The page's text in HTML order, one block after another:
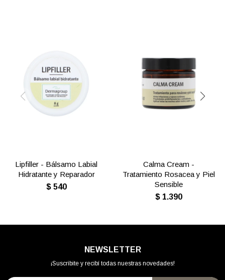
Lipfiller - Bálsamo Labial
Hidratante y Reparador
$ 540
Calma Cream -
Tratamiento Rosacea y Piel
Sensible
$ 1.390
NEWSLETTER
¡Suscribite y recibí todas nuestras novedades!